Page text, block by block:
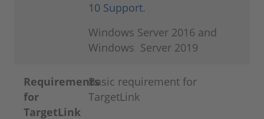
10 Support.
Windows Server 2016 and
Windows Server 2019
Requirements
for
TargetLink
Basic requirement for
TargetLink